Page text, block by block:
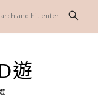
遊